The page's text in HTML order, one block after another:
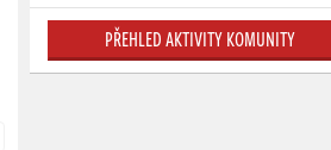
PŘEHLED AKTIVITY KOMUNITY